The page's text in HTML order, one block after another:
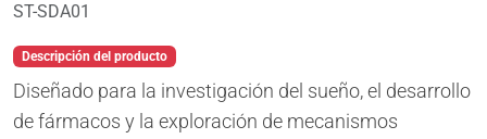
ST-SDA01
Descripción del producto
Diseñado para la investigación del sueño, el desarrollo
de fármacos y la exploración de mecanismos